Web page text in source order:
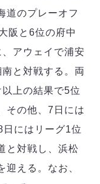
プ 2026
道のプレーオフ
阪と6位の府中
アウェイで浦安
と対戦する。両
上の結果で5位
その他、7日には
にはリーグ1位
と対戦し、浜松
迎える。なお、